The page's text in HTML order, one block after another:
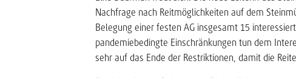
Nachfrage nach Reitmöglichkeiten auf dem
Belegung einer festen AG insgesamt 15
pandemiebedingte Einschränkungen tun dem
sehr auf das Ende der Restriktionen, damit die